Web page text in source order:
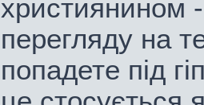
християнином
перегляду на
попадете під